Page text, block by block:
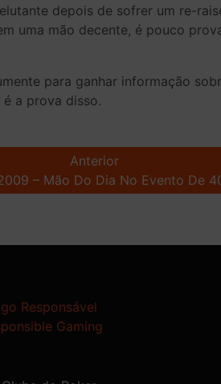
depois de sofrer um re-
uma mão decente, é pouco
para ganhar informação
a prova disso.
Anterior
– Mão Do Dia No Evento De
Responsável
Gaming